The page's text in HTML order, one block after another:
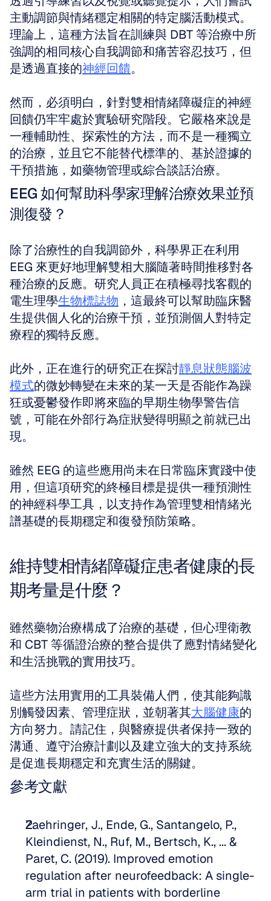
主動調節與情緒穩定相關的特定腦活動模式。
理論上，這種方法旨在訓練與 DBT 等治療中所
強調的相同核心自我調節和痛苦容忍技巧，但
是透過直接的神經回饋。
然而，必須明白，針對雙相情緒障礙症的神經
回饋仍牢牢處於實驗研究階段。它嚴格來說是
一種輔助性、探索性的方法，而不是一種獨立
的治療，並且它不能替代標準的、基於證據的
干預措施，如藥物管理或綜合談話治療。
EEG 如何幫助科學家理解治療效果並預
測復發？
除了治療性的自我調節外，科學界正在利用
EEG 來更好地理解雙相大腦隨著時間推移對各
種治療的反應。研究人員正在積極尋找客觀的
電生理學生物標誌物 ，這最終可以幫助臨床醫
生提供個人化的治療干預，並預測個人對特定
療程的獨特反應。
此外，正在進行的研究正在探討靜息狀態腦波
模式的微妙轉變在未來的某一天是否能作為躁
狂或憂鬱發作即將來臨的早期生物學警告信
號，可能在外部行為症狀變得明顯之前就已出
現。
雖然 EEG 的這些應用尚未在日常臨床實踐中使
用，但這項研究的終極目標是提供一種預測性
的神經科學工具，以支持作為管理雙相情緒光
譜基礎的長期穩定和復發預防策略。
維持雙相情緒障礙症患者健康的長
期考量是什麼？
雖然藥物治療構成了治療的基礎，但心理衛教
和 CBT 等循證治療的整合提供了應對情緒變化
和生活挑戰的實用技巧。
這些方法用實用的工具裝備人們，使其能夠識
別觸發因素、管理症狀，並朝著其大腦健康的
方向努力。請記住，與醫療提供者保持一致的
溝通、遵守治療計劃以及建立強大的支持系統
是促進長期穩定和充實生活的關鍵。
參考文獻
Zaehringer, J., Ende, G., Santangelo, P.,
Kleindienst, N., Ruf, M., Bertsch, K., ... &
Paret, C. (2019). Improved emotion
regulation after neurofeedback: A single-
arm trial in patients with borderline